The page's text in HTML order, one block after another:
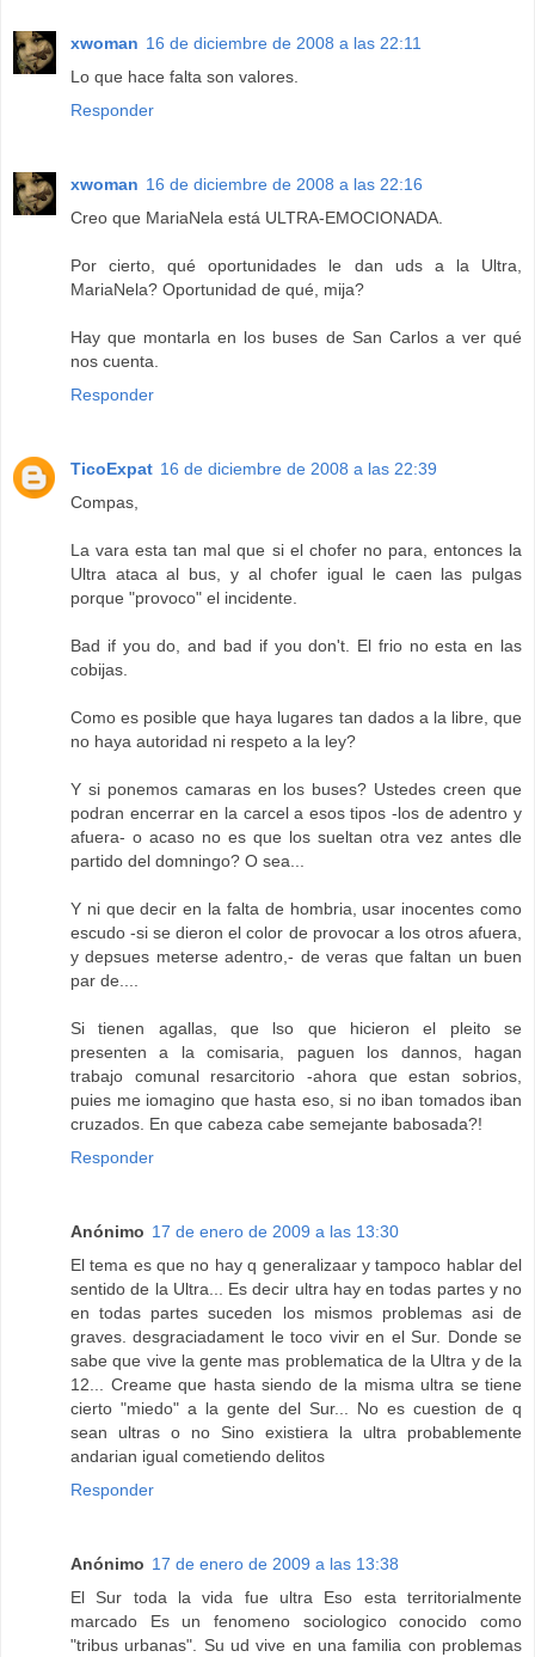
xwoman 16 de diciembre de 2008 a las 22:11
Lo que hace falta son valores.
Responder
xwoman 16 de diciembre de 2008 a las 22:16
Creo que MariaNela está ULTRA-EMOCIONADA.
Por cierto, qué oportunidades le dan uds a la Ultra,
MariaNela? Oportunidad de qué, mija?
Hay que montarla en los buses de San Carlos a ver qué
nos cuenta.
Responder
TicoExpat 16 de diciembre de 2008 a las 22:39
Compas,
La vara esta tan mal que si el chofer no para, entonces la
Ultra ataca al bus, y al chofer igual le caen las pulgas
porque "provoco" el incidente.
Bad if you do, and bad if you don't. El frio no esta en las
cobijas.
Como es posible que haya lugares tan dados a la libre, que
no haya autoridad ni respeto a la ley?
Y si ponemos camaras en los buses? Ustedes creen que
podran encerrar en la carcel a esos tipos -los de adentro y
afuera- o acaso no es que los sueltan otra vez antes dle
partido del domningo? O sea...
Y ni que decir en la falta de hombria, usar inocentes como
escudo -si se dieron el color de provocar a los otros afuera,
y depsues meterse adentro,- de veras que faltan un buen
par de....
Si tienen agallas, que lso que hicieron el pleito se
presenten a la comisaria, paguen los dannos, hagan
trabajo comunal resarcitorio -ahora que estan sobrios,
puies me iomagino que hasta eso, si no iban tomados iban
cruzados. En que cabeza cabe semejante babosada?!
Responder
Anónimo 17 de enero de 2009 a las 13:30
El tema es que no hay q generalizaar y tampoco hablar del
sentido de la Ultra... Es decir ultra hay en todas partes y no
en todas partes suceden los mismos problemas asi de
graves. desgraciadament le toco vivir en el Sur. Donde se
sabe que vive la gente mas problematica de la Ultra y de la
12... Creame que hasta siendo de la misma ultra se tiene
cierto "miedo" a la gente del Sur... No es cuestion de q
sean ultras o no Sino existiera la ultra probablemente
andarian igual cometiendo delitos
Responder
Anónimo 17 de enero de 2009 a las 13:38
El Sur toda la vida fue ultra Eso esta territorialmente
marcado Es un fenomeno sociologico conocido como
"tribus urbanas". Su ud vive en una familia con problemas